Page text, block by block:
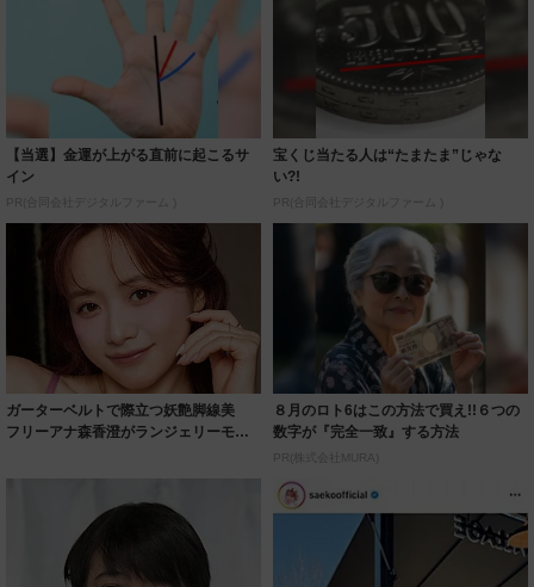
【当選】金運が上がる直前に起こるサ
イン
PR(合同会社デジタルファーム )
宝くじ当たる人は“たまたま”じゃな
い?!
PR(合同会社デジタルファーム )
ガーターベルトで際立つ妖艶脚線美
フリーアナ森香澄がランジェリーモデ
８月のロト6はこの方法で買え!!６つの
数字が『完全一致』する方法
PR(株式会社MURA)